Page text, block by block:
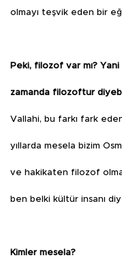
olmayı teşvik eden bir
Peki, filozof var mı?
zamanda filozoftur
Vallahi, bu farkı fark
yıllarda mesela bizim
ve hakikaten filozof
ben belki kültür insanı
Kimler mesela?